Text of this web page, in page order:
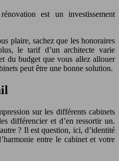
est un investissement
plaire, sachez que les honoraires
le tarif d’un architecte varie
du budget que vous allez allouer
peut être une bonne solution.
sur les différents cabinets
différencier et d’en ressortir un.
? Il est question, ici, d’identité
entre le cabinet et votre